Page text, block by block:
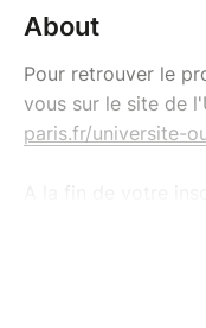
About
Pour retrouver le
vous sur le site de
paris.fr/universite-
A la fin de votre